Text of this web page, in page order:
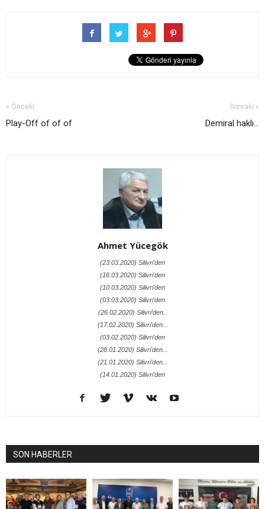
« Önceki
Play-Off of of of
Sonraki »
Demiral haklı...
Ahmet Yücegök
(23.03.2020) Silivri'den
(16.03.2020) Silivri'den
(10.03.2020) Silivri'den
(03.03.2020) Silivri'den
(26.02.2020) Silivri’den..
(17.02.2020) Silivri'den...
(03.02.2020) Silivri'den
(28.01.2020) Silivri'den...
(21.01.2020) Silivri’den...
(14.01.2020) Silivri'den
SON HABERLER